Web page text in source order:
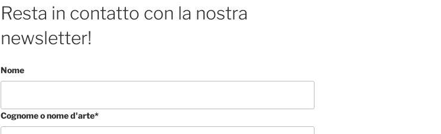
Resta in contatto con la nostra
newsletter!
Nome
Cognome o nome d'arte*